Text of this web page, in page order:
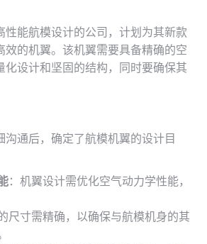
性能航模设计的公司，计划为其新款
效的机翼。该机翼需要具备精确的空
化设计和坚固的结构，同时要确保其
沟通后，确定了航模机翼的设计目
：机翼设计需优化空气动力学性能，
尺寸需精确，以确保与航模机身的其